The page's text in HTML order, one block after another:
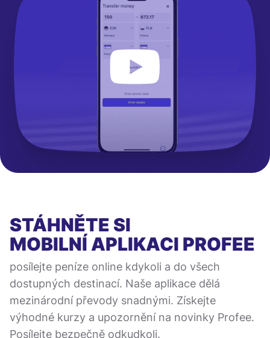
STÁHNĚTE SI
MOBILNÍ APLIKACI PROFEE
posílejte peníze online kdykoli a do všech
dostupných destinací. Naše aplikace dělá
mezinárodní převody snadnými. Získejte
výhodné kurzy a upozornění na novinky Profee.
Posílejte bezpečně odkudkoli.